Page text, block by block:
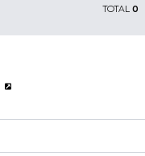
TOTAL 0